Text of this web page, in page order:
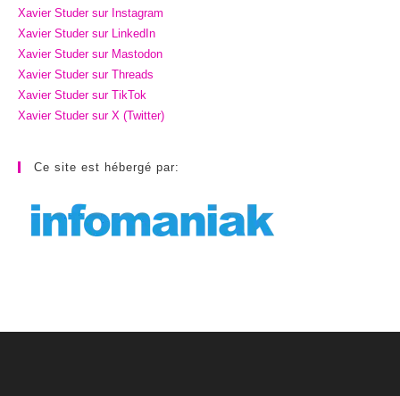
Xavier Studer sur Instagram
Xavier Studer sur LinkedIn
Xavier Studer sur Mastodon
Xavier Studer sur Threads
Xavier Studer sur TikTok
Xavier Studer sur X (Twitter)
Ce site est hébergé par: